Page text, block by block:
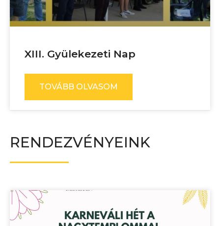
XIII. Gyülekezeti Nap
TOVÁBB OLVASOM
RENDEZVÉNYEINK